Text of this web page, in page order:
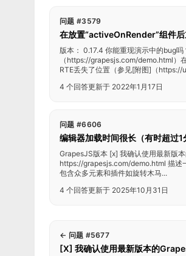
问题 #3579
在放置“activeOnRender”组件
版本： 0.17.4 你能重现演示中的bug
（https://grapesjs.com/demo.html）
RTE丢失了位置（参见[附图]（https://
4 个回答更新于 2022年1月17日
问题 #6606
编辑器加载时间很长（有时超过1
GrapesJS版本 [x] 我确认使用最新版
https://grapesjs.com/demo.html 描述
包含众多元素和插件如旋转木马...
4 个回答更新于 2025年10月31日
← 问题 #5677
[X] 我确认使用最新版本的